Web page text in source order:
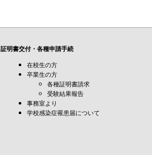
証明書交付・各種申請手続
在校生の方
卒業生の方
各種証明書請求
受験結果報告
事務室より
学校感染症罹患届について